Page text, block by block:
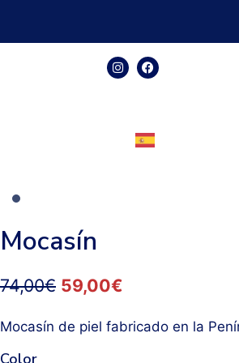
Mocasín
74,00€ 59,00€
Mocasín de piel fabricado en la